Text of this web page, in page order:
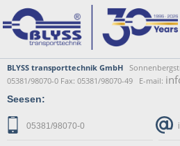
BLYSS transporttechnik GmbH
05381/98070-0 Fax: 05381/98070-49 E-mail:
Seesen:
05381/98070-0